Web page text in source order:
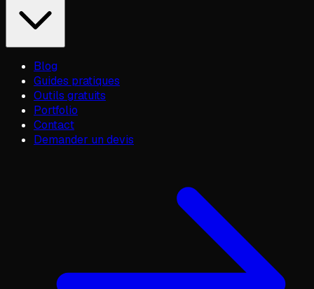
Blog
Guides pratiques
Outils gratuits
Portfolio
Contact
Demander un devis